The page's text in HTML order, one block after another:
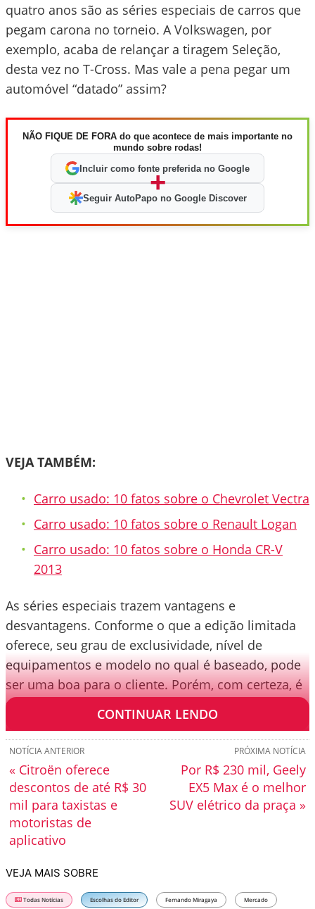
quatro anos são as séries especiais de carros que
pegam carona no torneio. A Volkswagen, por
exemplo, acaba de relançar a tiragem Seleção,
desta vez no T-Cross. Mas vale a pena pegar um
automóvel “datado” assim?
NÃO FIQUE DE FORA do que acontece de mais importante no
mundo sobre rodas!
Incluir como fonte preferida no Google
+
Seguir AutoPapo no Google Discover
VEJA TAMBÉM:
Carro usado: 10 fatos sobre o Chevrolet Vectra
Carro usado: 10 fatos sobre o Renault Logan
Carro usado: 10 fatos sobre o Honda CR-V
2013
As séries especiais trazem vantagens e
desvantagens. Conforme o que a edição limitada
oferece, seu grau de exclusividade, nível de
equipamentos e modelo no qual é baseado, pode
ser uma boa para o cliente. Porém, com certeza, é
sempre uma boa para a montadora.
CONTINUAR LENDO
PRÓXIMA NOTÍCIA
Por R$ 230 mil, Geely
EX5 Max é o melhor
SUV elétrico da praça »
NOTÍCIA ANTERIOR
« Citroën oferece
descontos de até R$ 30
mil para taxistas e
motoristas de
aplicativo
VEJA MAIS SOBRE
Todas Notícias Escolhas do Editor Fernando Miragaya Mercado